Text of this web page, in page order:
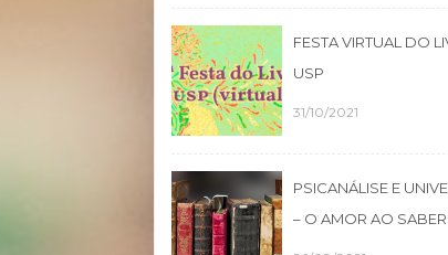
FESTA VIRTUAL DO
USP
31/10/2021
PSICANÁLISE E
– O AMOR AO